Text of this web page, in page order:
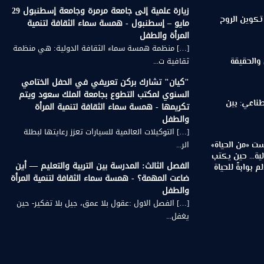
الروح
والحقيقة
بين
«من الحياة»
حين يكتب
بوابةً للحياة
زيارة علمية إلى جامعة مرمرة وجامعة إسطنبول 29
مايو – إسطنبول - همسة سماء الثقافة لتنمية
المرأة والطفل
[…] منظمة همسة سماء الثقافة الدولية: هي منظمة
ثقافية ت...
"كيان" تشارك بركن تعريفي في الحفل الختامي
السنوي لمكتب التطوع بجامعة الملك سعود ويتم
تكريمها - همسة سماء الثقافة لتنمية المرأة
والطفل
[…] التوكيلات العالمية للسيارات تعزز رعايتها لبطلة
الر...
الفصل الثالث: المدرسة بين التربية والتعليم — أين
ضاعت المهمة؟ - همسة سماء الثقافة لتنمية المرأة
والطفل
[…] الفصل الاول :عقول بلا عمق، جيل بلا تفكير- حين
يغفل...